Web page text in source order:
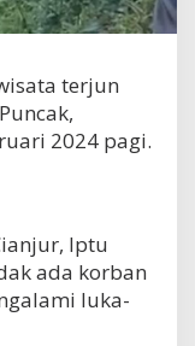
terjun
2024 pagi.
Iptu
ada korban
luka-